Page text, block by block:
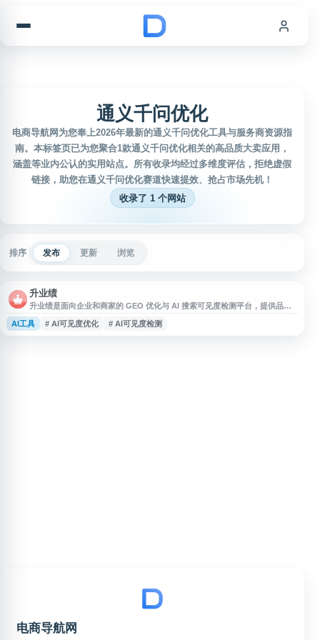
通义千问优化
电商导航网为您奉上2026年最新的通义千问优化工具与服务商资源指
南。本标签页已为您聚合1款通义千问优化相关的高品质大卖应用，
涵盖等业内公认的实用站点。所有收录均经过多维度评估，拒绝虚假
链接，助您在通义千问优化赛道快速提效、抢占市场先机！
收录了 1 个网站
排序 发布 更新 浏览
升业绩
升业绩是面向企业和商家的 GEO 优化与 AI 搜索可见度检测平台，提供品牌
在 DeepSeek、豆包、通义千问、文心一言、Kimi 等主流 AI 平台中的曝光监
测、推荐排名分析、竞品对比、引用来源追踪和优化建议，帮助用户了解品牌
AI工具 # AI可见度优化 # AI可见度检测
电商导航网